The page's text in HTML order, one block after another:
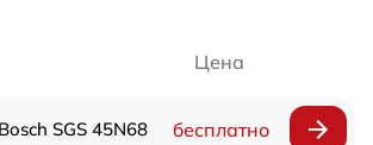
Цена
SGS 45N68 бесплатно